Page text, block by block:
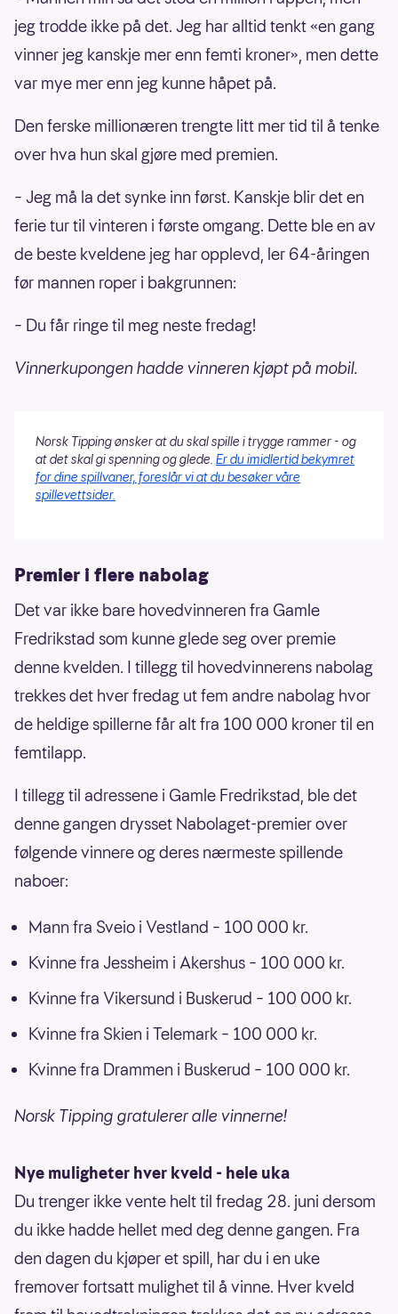
jeg trodde ikke på det. Jeg har alltid tenkt «en gang
vinner jeg kanskje mer enn femti kroner», men dette
var mye mer enn jeg kunne håpet på.
Den ferske millionæren trengte litt mer tid til å tenke
over hva hun skal gjøre med premien.
– Jeg må la det synke inn først. Kanskje blir det en
ferie tur til vinteren i første omgang. Dette ble en av
de beste kveldene jeg har opplevd, ler 64-åringen
før mannen roper i bakgrunnen:
– Du får ringe til meg neste fredag!
Vinnerkupongen hadde vinneren kjøpt på mobil.
Norsk Tipping ønsker at du skal spille i trygge rammer - og
at det skal gi spenning og glede. Er du imidlertid bekymret
for dine spillvaner, foreslår vi at du besøker våre
spillevettsider.
Premier i flere nabolag
Det var ikke bare hovedvinneren fra Gamle
Fredrikstad som kunne glede seg over premie
denne kvelden. I tillegg til hovedvinnerens nabolag
trekkes det hver fredag ut fem andre nabolag hvor
de heldige spillerne får alt fra 100 000 kroner til en
femtilapp.
I tillegg til adressene i Gamle Fredrikstad, ble det
denne gangen drysset Nabolaget-premier over
følgende vinnere og deres nærmeste spillende
naboer:
Mann fra Sveio i Vestland – 100 000 kr.
Kvinne fra Jessheim i Akershus – 100 000 kr.
Kvinne fra Vikersund i Buskerud – 100 000 kr.
Kvinne fra Skien i Telemark – 100 000 kr.
Kvinne fra Drammen i Buskerud – 100 000 kr.
Norsk Tipping gratulerer alle vinnerne!
Nye muligheter hver kveld - hele uka
Du trenger ikke vente helt til fredag 28. juni dersom
du ikke hadde hellet med deg denne gangen. Fra
den dagen du kjøper et spill, har du i en uke
fremover fortsatt mulighet til å vinne. Hver kveld